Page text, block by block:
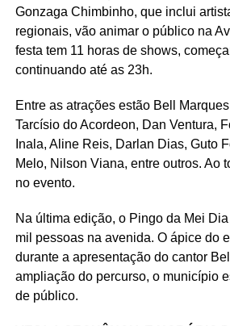
Gonzaga Chimbinho, que inclui
regionais, vão animar o público na
festa tem 11 horas de shows,
continuando até as 23h.
Entre as atrações estão Bell
Tarcísio do Acordeon, Dan Ventura,
Inala, Aline Reis, Darlan Dias, Guto
Melo, Nilson Viana, entre outros. Ao
no evento.
Na última edição, o Pingo da Mei
mil pessoas na avenida. O ápice do
durante a apresentação do cantor
ampliação do percurso, o município
de público.